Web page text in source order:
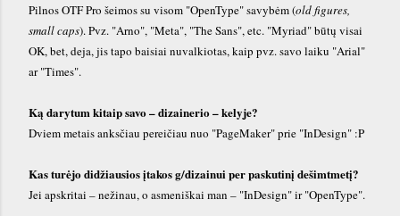
Pilnos OTF Pro šeimos su visom "OpenType" savybėm (old figures,
small caps). Pvz. "Arno", "Meta", "The Sans", etc. "Myriad" būtų visai
OK, bet, deja, jis tapo baisiai nuvalkiotas, kaip pvz.savo laiku "Arial"
ar"Times".
Ką darytum kitaip savo – dizainerio – kelyje?
Dviem metais anksčiau pereičiau nuo "PageMaker" prie "InDesign" :P
Kas turėjo didžiausios įtakos g/dizainui per paskutinį dešimtmetį?
Jei apskritai –nežinau, o asmeniškai man – "InDesign" ir "OpenType".